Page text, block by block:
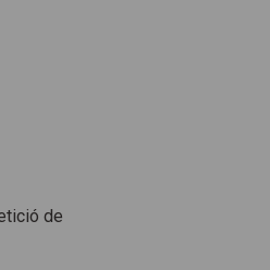
de